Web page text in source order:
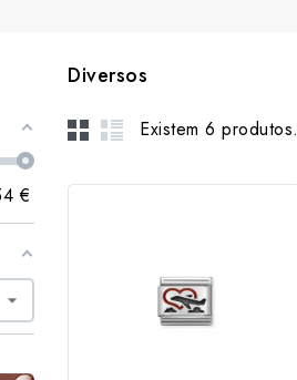
€
Diversos
Existem 6 produtos.